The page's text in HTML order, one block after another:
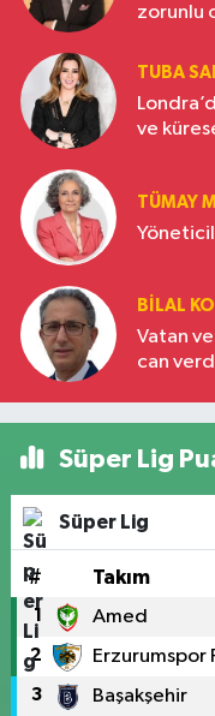
zorunlu
TUBA
ve
TÜMAY
BILAL
Vatan
can
Süper Lig
Süper Lig
# Takım
1 Amed
2 Erzurumspor
3 Başakşehir